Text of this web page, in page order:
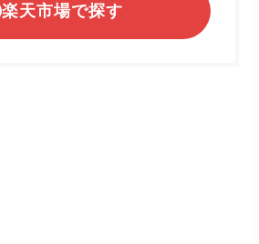
楽天市場で探す